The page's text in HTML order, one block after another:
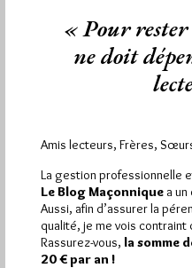
dessin de François Morel
Humour
Hier mercredi 5 août 2026,
visiteset 2 502 pages
Pirsch.io)
« Pour
ne doit
Amis lecteurs, Frères,
La gestion professionnelle
Le Blog Maçonnique a
Aussi, afin d’assurer la
qualité, je me vois contraint
Rassurez-vous, la somme
20 € par an !